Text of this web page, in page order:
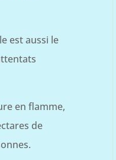
est aussi le
en flamme,
de